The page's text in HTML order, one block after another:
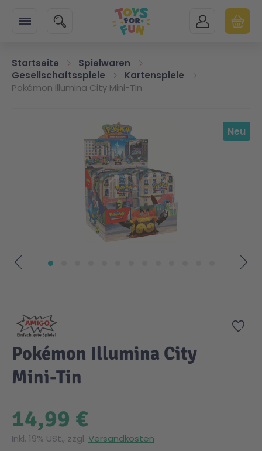
SUCHE MEIN KONTO
Startseite
Spielwaren
Gesellschaftsspiele
Kartenspiele
Pokémon Illumina City Mini-Tin
Zum Ende der Bildgalerie springen Neu
Zur
Pokémon Illumina City
Mini-Tin
14,99 €
Inkl. 19% USt., zzgl. Versandkosten